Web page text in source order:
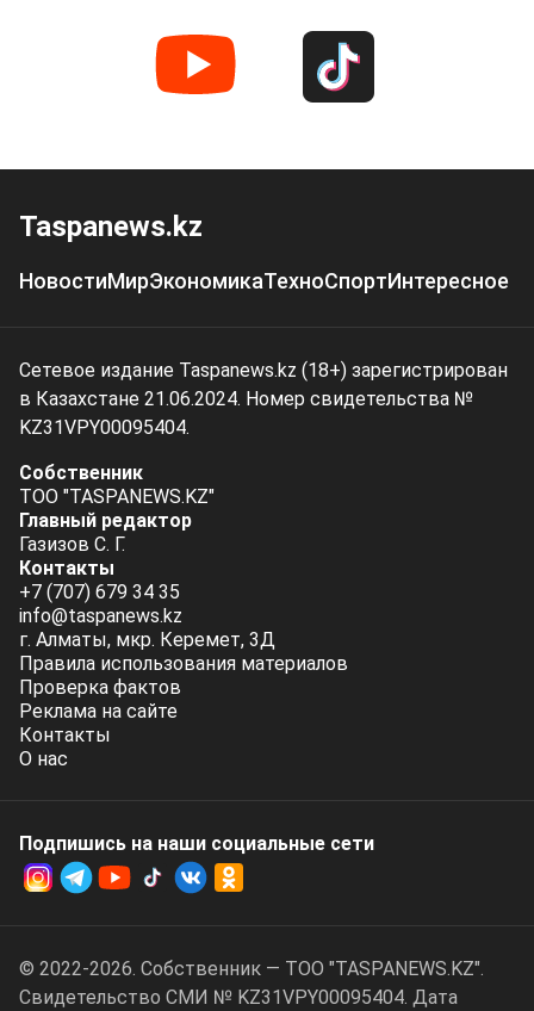
Taspanews.kz
НовостиМирЭкономикаТехноСпортИнтересное
Сетевое издание Taspanews.kz (18+) зарегистрирован
в Казахстане 21.06.2024. Номер свидетельства №
KZ31VPY00095404.
Собственник
ТОО "TASPANEWS.KZ"
Главный редактор
Газизов С. Г.
Контакты
+7 (707) 679 34 35
info@taspanews.kz
г. Алматы, мкр. Керемет, 3Д
Правила использования материалов
Проверка фактов
Реклама на сайте
Контакты
О нас
Подпишись на наши социальные cети
© 2022-2026. Собственник — ТОО "TASPANEWS.KZ".
Cвидетельство СМИ № KZ31VPY00095404. Дата